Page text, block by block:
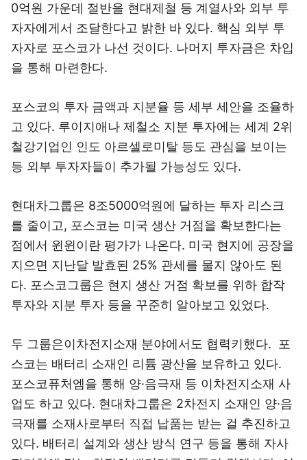
0억원 가운데 절반을 현대제철 등 계열사와 외부 투
자자에게서 조달한다고 밝한 바 있다. 핵심 외부 투
자자로 포스코가 나선 것이다. 나머지 투자금은 차입
을 통해 마련한다.
포스코의 투자 금액과 지분율 등 세부 세안을 조율하
고 있다. 루이지애나 제철소 지분 투자에는 세계 2위
철강기업인 인도 아르셀로미탈 등도 관심을 보이는
등 외부 투자자들이 추가될 가능성도 있다.
현대차그룹은 8조5000억원에 달하는 투자 리스크
를 줄이고, 포스코는 미국 생산 거점을 확보한다는
점에서 윈윈이란 평가가 나온다. 미국 현지에 공장을
지으면 지난달 발효된 25% 관세를 물지 않아도 된
다. 포스코그룹은 현지 생산 거점 확보를 위하 합작
투자와 지분 투자 등을 꾸준히 알아보고 있었다.
두 그룹은이차전지소재 분야에서도 협력키했다. 포
스코는 배터리 소재인 리튬 광산을 보유하고 있다.
포스코퓨처엠을 통해 양·음극재 등 이차전지소재 사
업도 하고 있다. 현대차그룹은 2차전지 소재인 양·음
극재를 소재사로부터 직접 납품는 받는 걸 추진하고
있다. 배터리 설계와 생산 방식 연구 등을 통해 자사